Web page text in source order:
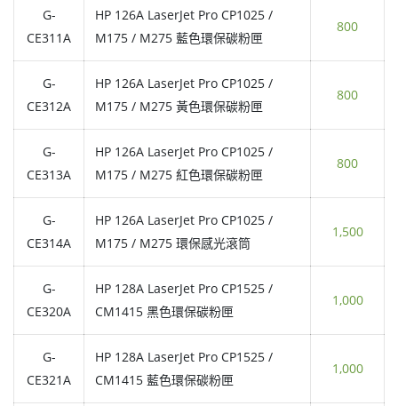
G-
CE311A
HP 126A LaserJet Pro CP1025 /
M175 / M275 藍色環保碳粉匣
800
G-
CE312A
HP 126A LaserJet Pro CP1025 /
M175 / M275 黃色環保碳粉匣
800
G-
CE313A
HP 126A LaserJet Pro CP1025 /
M175 / M275 紅色環保碳粉匣
800
G-
CE314A
HP 126A LaserJet Pro CP1025 /
M175 / M275 環保感光滾筒
1,500
G-
CE320A
HP 128A LaserJet Pro CP1525 /
CM1415 黑色環保碳粉匣
1,000
G-
CE321A
HP 128A LaserJet Pro CP1525 /
CM1415 藍色環保碳粉匣
1,000